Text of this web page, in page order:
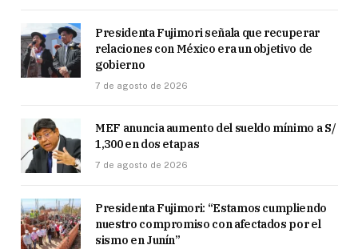
Presidenta Fujimori señala que recuperar
relaciones con México era un objetivo de
gobierno
7 de agosto de 2026
MEF anuncia aumento del sueldo mínimo a S/
1,300 en dos etapas
7 de agosto de 2026
Presidenta Fujimori: “Estamos cumpliendo
nuestro compromiso con afectados por el
sismo en Junín”